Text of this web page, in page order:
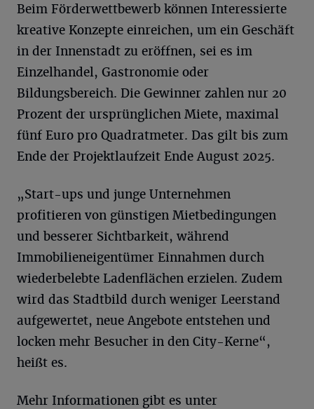
Beim Förderwettbewerb können Interessierte
kreative Konzepte einreichen, um ein Geschäft
in der Innenstadt zu eröffnen, sei es im
Einzelhandel, Gastronomie oder
Bildungsbereich. Die Gewinner zahlen nur 20
Prozent der ursprünglichen Miete, maximal
fünf Euro pro Quadratmeter. Das gilt bis zum
Ende der Projektlaufzeit Ende August 2025.
„Start-ups und junge Unternehmen
profitieren von günstigen Mietbedingungen
und besserer Sichtbarkeit, während
Immobilieneigentümer Einnahmen durch
wiederbelebte Ladenflächen erzielen. Zudem
wird das Stadtbild durch weniger Leerstand
aufgewertet, neue Angebote entstehen und
locken mehr Besucher in den City-Kerne“,
heißt es.
Mehr Informationen gibt es unter